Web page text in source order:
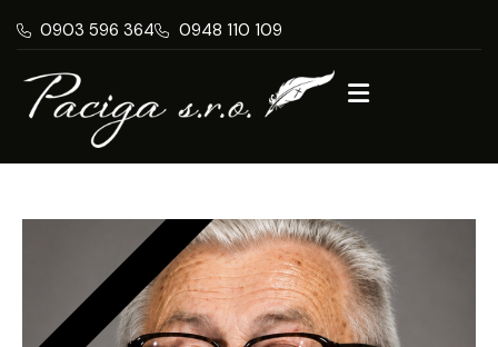
0903 596 364 0948 110 109